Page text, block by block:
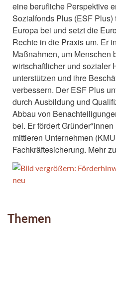
eine berufliche Perspektive
Sozialfonds Plus (ESF Plus)
Europa bei und setzt die
Rechte in die Praxis um. Er
Maßnahmen, um Menschen
wirtschaftlicher und sozialer
unterstützen und ihre
verbessern. Der ESF Plus
durch Ausbildung und
Abbau von
bei. Er fördert
mittleren Unternehmen
Fachkräftesicherung. Mehr
Themen